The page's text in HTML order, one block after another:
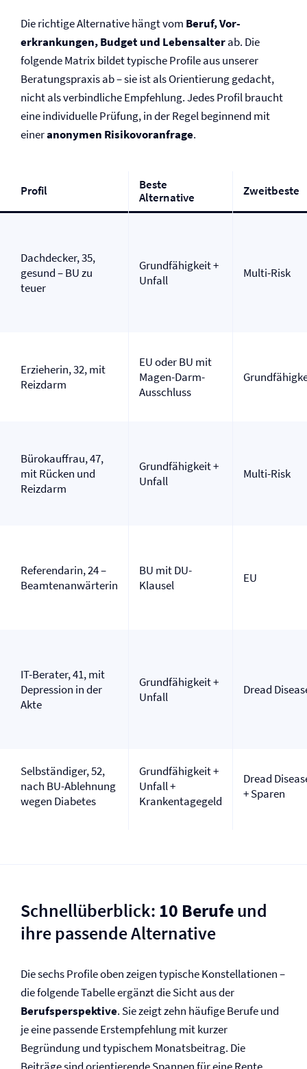
Die richtige Alternative hängt vom Beruf, Vor­
erkrankungen, Budget und Lebensalterab. Die
folgende Matrix bildet typische Profile aus unserer
Beratungspraxis ab – sie ist als Orientierung gedacht,
nicht als verbindliche Empfehlung. Jedes Profil braucht
eine individuelle Prüfung, in der Regel beginnend mit
eineranonymen Risikovoranfrage.
Profil
Beste
Alternative
Zweitbeste
Dachdecker, 35,
gesund – BU zu
teuer
Grundfähigkeit +
Unfall
Multi-Risk
Erzieherin, 32, mit
Reizdarm
EU oder BU mit
Magen-Darm-
Ausschluss
Bürokauffrau, 47,
mit Rücken und
Reizdarm
Grundfähigkeit +
Unfall
Multi-Risk
Referendarin, 24 –
Beamtenanwärterin
BU mit DU-
Klausel
EU
IT-Berater, 41, mit
Depression in der
Akte
Grundfähigkeit +
Unfall
Dread
Selbständiger, 52,
nach BU-Ablehnung
wegen Diabetes
Grundfähigkeit +
Unfall +
Krankentagegeld
Dread
+ Sparen
Schnellüberblick: 10 Berufeund
ihre passende Alternative
Die sechs Profile oben zeigen typische Konstellationen –
die folgende Tabelle ergänzt die Sicht aus der
Berufsperspektive. Sie zeigt zehn häufige Berufe und
je eine passende Erstempfehlung mit kurzer
Begründung und typischem Monatsbeitrag. Die